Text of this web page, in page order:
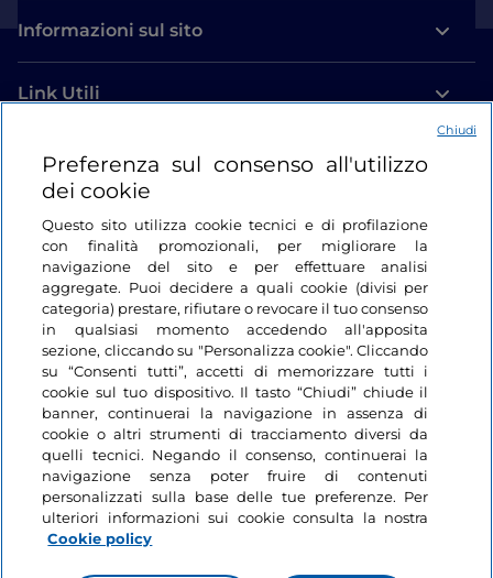
Informazioni sul sito
Link Utili
Login
Restiamo in contatto
Preferenza sul consenso all'utilizzo
dei cookie
Questo sito utilizza cookie tecnici e di profilazione
con finalità promozionali, per migliorare la
navigazione del sito e per effettuare analisi
aggregate. Puoi decidere a quali cookie (divisi per
categoria) prestare, rifiutare o revocare il tuo consenso
in qualsiasi momento accedendo all'apposita
sezione, cliccando su "Personalizza cookie". Cliccando
su “Consenti tutti”, accetti di memorizzare tutti i
cookie sul tuo dispositivo. Il tasto “Chiudi” chiude il
banner, continuerai la navigazione in assenza di
cookie o altri strumenti di tracciamento diversi da
quelli tecnici. Negando il consenso, continuerai la
navigazione senza poter fruire di contenuti
personalizzati sulla base delle tue preferenze. Per
ulteriori informazioni sui cookie consulta la nostra
Cookie policy
Chiudi